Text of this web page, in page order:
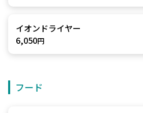
イオンドライヤー
6,050円
フード